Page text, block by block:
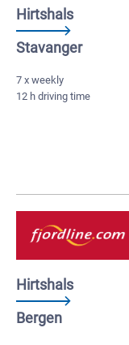
Hirtshals
Stavanger
7 x weekly
12 h driving time
Hirtshals
Bergen